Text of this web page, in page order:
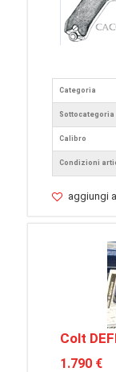
Categoria
Sottocategoria
Calibro
Condizioni
aggiungi
Colt
1.790 €